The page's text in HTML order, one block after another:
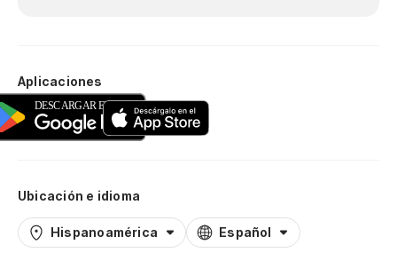
Aplicaciones
Ubicación e idioma
Hispanoamérica Español